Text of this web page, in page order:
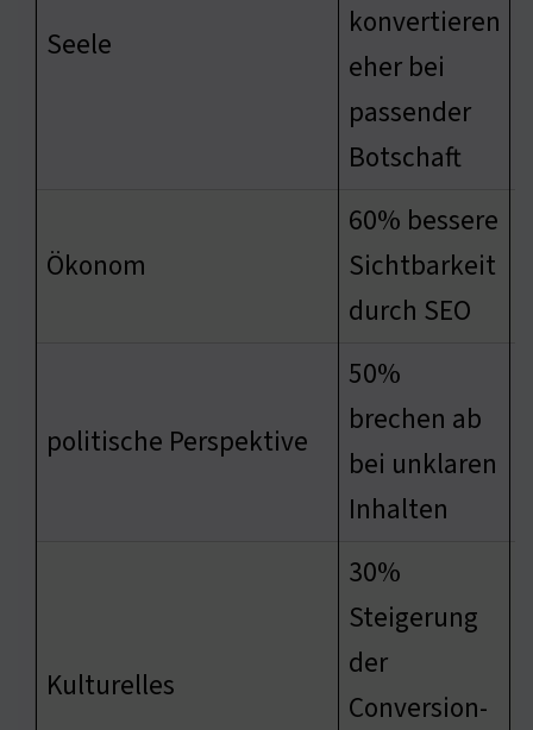
Seele
konvertieren
eher bei
passender
Botschaft
Ökonom
60% bessere
Sichtbarkeit
durch SEO
politische Perspektive
50%
brechen ab
bei unklaren
Inhalten
Kulturelles
30%
Steigerung
der
Conversion-